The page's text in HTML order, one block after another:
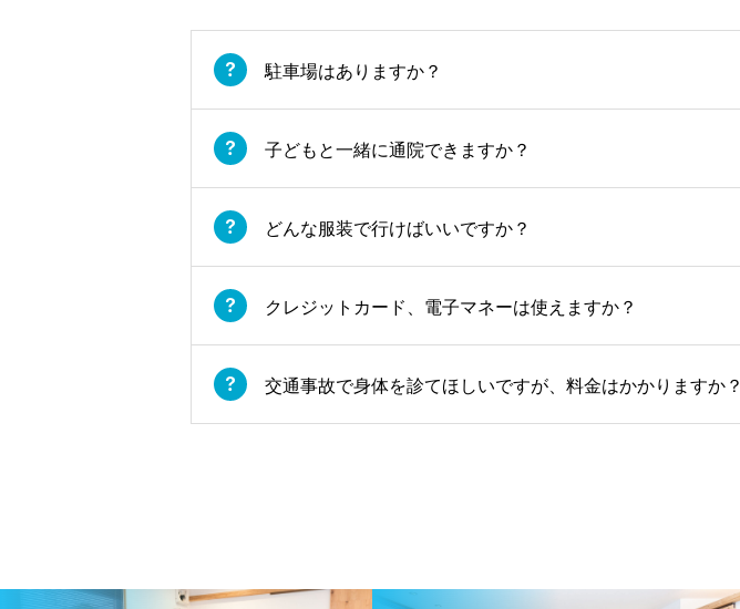
駐車場はありますか？
子どもと一緒に通院できますか？
どんな服装で行けばいいですか？
クレジットカード、電子マネーは使えますか？
交通事故で身体を診てほしいですが、料金はかかりますか？